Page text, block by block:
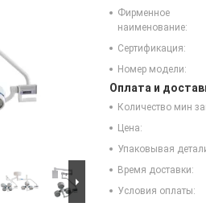
Фирменное
наименование:
Сертификация:
Номер модели:
Оплата и
Количество мин
Цена:
Упаковывая
Время доставки:
Условия оплаты: